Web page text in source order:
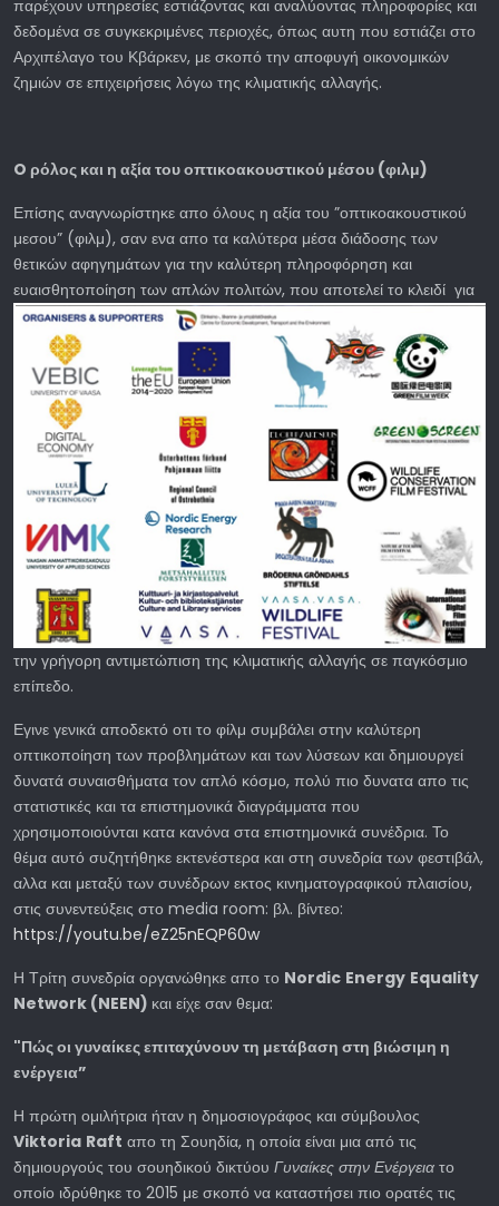
παρέχουν υπηρεσίες εστιάζοντας και αναλύοντας πληροφορίες και
δεδομένα σε συγκεκριμένες περιοχές, όπως αυτη που εστιάζει στο
Αρχιπέλαγο του Κβάρκεν, με σκοπό την αποφυγή οικονομικών
ζημιών σε επιχειρήσεις λόγω της κλιματικής αλλαγής.
O ρόλος και η αξία του οπτικοακουστικού μέσου (φιλμ)
Επίσης αναγνωρίστηκε απο όλους η αξία του ”οπτικοακουστικού
μεσου” (φιλμ), σαν ενα απο τα καλύτερα μέσα διάδοσης των
θετικών αφηγημάτων για την καλύτερη πληροφόρηση και
ευαισθητοποίηση των απλών πολιτών, που αποτελεί το κλειδί για
την γρήγορη αντιμετώπιση της κλιματικής αλλαγής σε παγκόσμιο
επίπεδο.
Εγινε γενικά αποδεκτό οτι το φίλμ συμβάλει στην καλύτερη
οπτικοποίηση των προβλημάτων και των λύσεων και δημιουργεί
δυνατά συναισθήματα τον απλό κόσμο, πολύ πιο δυνατα απο τις
στατιστικές και τα επιστημονικά διαγράμματα που
χρησιμοποιούνται κατα κανόνα στα επιστημονικά συνέδρια. Το
θέμα αυτό συζητήθηκε εκτενέστερα και στη συνεδρία των φεστιβάλ,
αλλα και μεταξύ των συνέδρων εκτος κινηματογραφικού πλαισίου,
στις συνεντεύξεις στο media room: βλ. βίντεο:
https://youtu.be/eZ25nEQP60w
Η Τρίτη συνεδρία οργανώθηκε απο το Nordic Energy Equality
Network (NEEN) και είχε σαν θεμα:
"Πώς οι γυναίκες επιταχύνουν τη μετάβαση στη βιώσιμη η
ενέργεια”
Η πρώτη ομιλήτρια ήταν η δημοσιογράφος και σύμβουλος
Viktoria Raft απο τη Σουηδία, η οποία είναι μια από τις
δημιουργούς του σουηδικού δικτύου Γυναίκες στην Ενέργεια το
οποίο ιδρύθηκε το 2015 με σκοπό να καταστήσει πιο ορατές τις